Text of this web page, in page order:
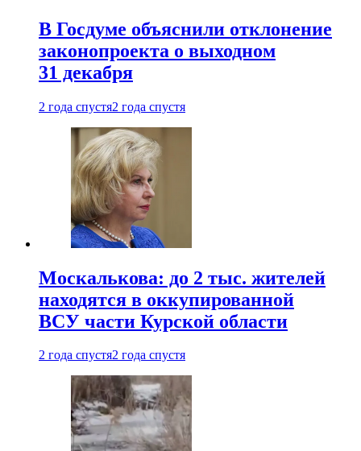
В Госдуме объяснили отклонение
законопроекта о выходном
31 декабря
2 года спустя2 года спустя
Москалькова: до 2 тыс. жителей
находятся в оккупированной
ВСУ части Курской области
2 года спустя2 года спустя